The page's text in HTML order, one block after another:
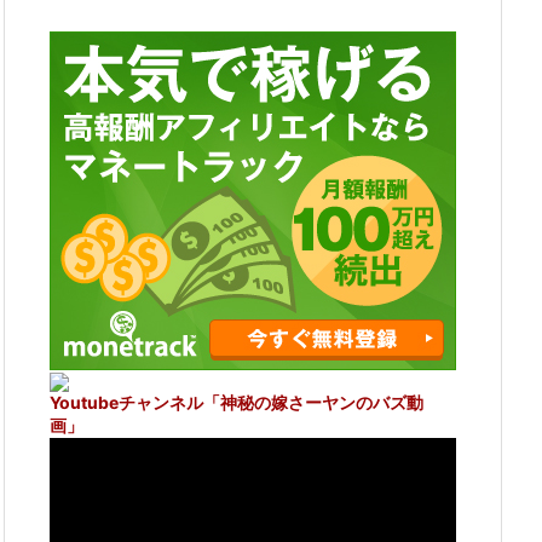
Youtubeチャンネル「神秘の嫁さーヤンのバズ動
画」